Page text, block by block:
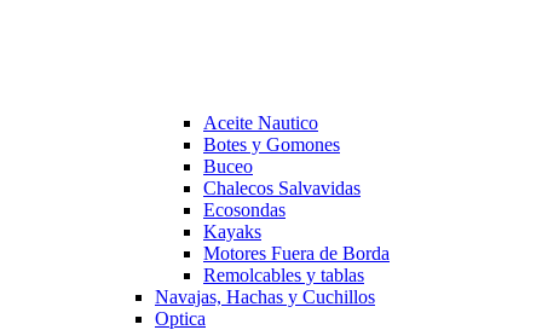
Aceite Nautico
Botes y Gomones
Buceo
Chalecos Salvavidas
Ecosondas
Kayaks
Motores Fuera de Borda
Remolcables y tablas
Navajas, Hachas y Cuchillos
Optica